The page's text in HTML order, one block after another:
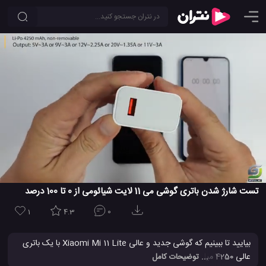
تست شارژ شدن باتری گوشی می 11 لایت شیائومی از 0 تا 100 درصد
1 4.3 0
بیایید تا ببینیم که گوشی جدید و عالی Xiaomi Mi 11 Lite با یک باتری
... توضیحات کامل